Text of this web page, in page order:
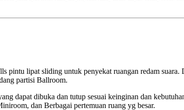
lipat sliding untuk penyekat ruangan redam
partisi Ballroom.
dapat dibuka dan tutup sesuai keinginan dan
dan Berbagai pertemuan ruang yg besar.